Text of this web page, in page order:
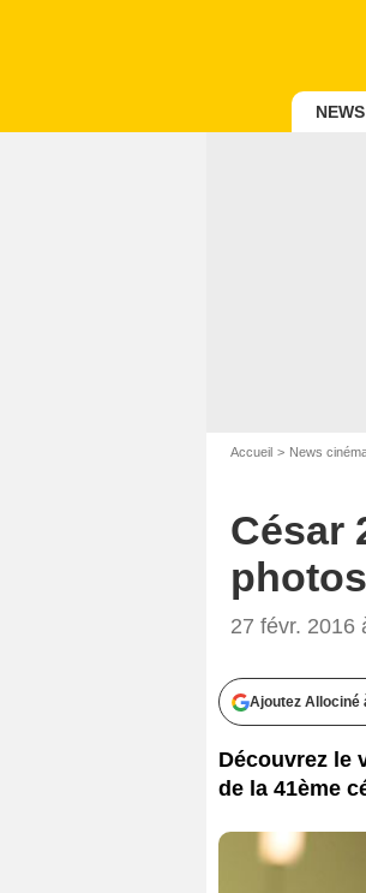
NEWS
Accueil News
César
photos
27 févr. 2016
Ajoutez Allociné
Découvrez le
de la 41ème